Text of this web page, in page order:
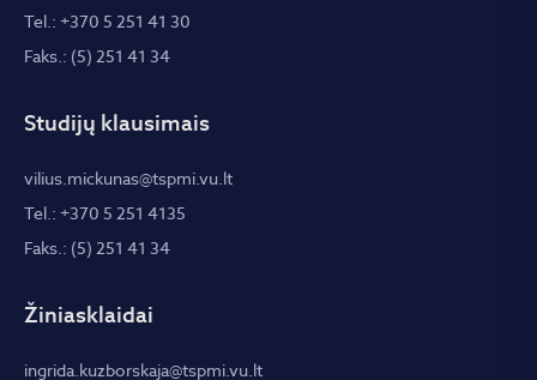
Tel.: +370 5 251 41 30
Faks.: (5) 251 41 34
Studijų klausimais
vilius.mickunas@tspmi.vu.lt
Tel.: +370 5 251 4135
Faks.: (5) 251 41 34
Žiniasklaidai
ingrida.kuzborskaja@tspmi.vu.lt